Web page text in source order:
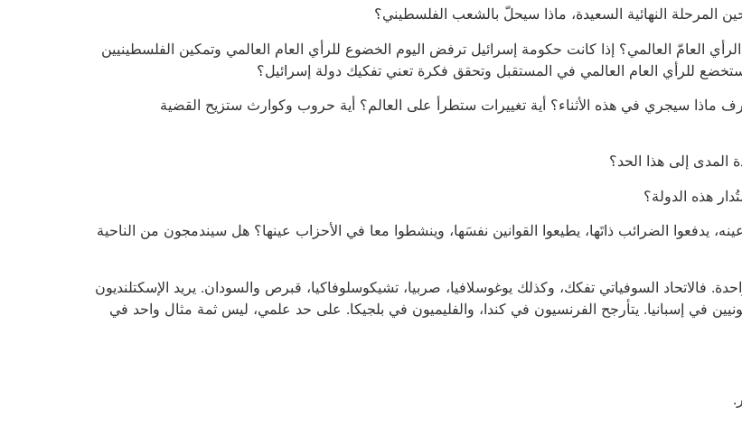
النهائية السعيدة، ماذا سيحلّ بالشعب الفلسطيني؟
العامّ العالمي؟ إذا كانت حكومة إسرائيل ترفض اليوم الخضوع للرأي العام العالمي وتمكين الفلسطينيين
على أقل تقدير، من يعرف ماذا سيجري في هذه الأثناء؟ أية تغييرات ستطرأ على العالم؟ أية حروب وكوارث ستزيح القضية
إلى هذا الحد؟
هذه الدولة؟
يدفعوا الضرائب ذاتَها، يطيعوا القوانين نفسَها، وينشطوا معا في الأحزاب عينها؟ هل سيندمجون من الناحية
السوفياتي تفكك، وكذلك يوغوسلافيا، صربيا، تشيكوسلوفاكيا، قبرص والسودان. يريد الإسكتلنديون
في إسبانيا. يتأرجح الفرنسيون في كندا، والفليميون في بلجيكا. على حد علمي، ليس ثمة مثال واحد في